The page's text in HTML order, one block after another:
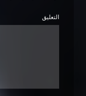
التعليق